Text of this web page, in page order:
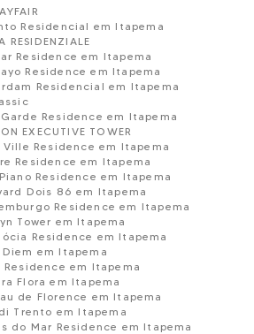
Residencial em Itapema
RESIDENZIALE
Residence em Itapema
Residence em Itapema
Residencial em Itapema
Residence em Itapema
EXECUTIVE TOWER
Ville Residence em Itapema
Residence em Itapema
Residence em Itapema
Dois 86 em Itapema
Residence em Itapema
Tower em Itapema
Residence em Itapema
Diem em Itapema
Residence em Itapema
Flora em Itapema
de Florence em Itapema
Trento em Itapema
do Mar Residence em Itapema